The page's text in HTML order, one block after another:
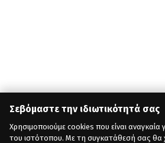
Σεβόμαστε την ιδιωτικότητά σας
Χρησιμοποιούμε cookies που είναι αναγκαία
του ιστότοπου. Με τη συγκατάθεσή σας θα